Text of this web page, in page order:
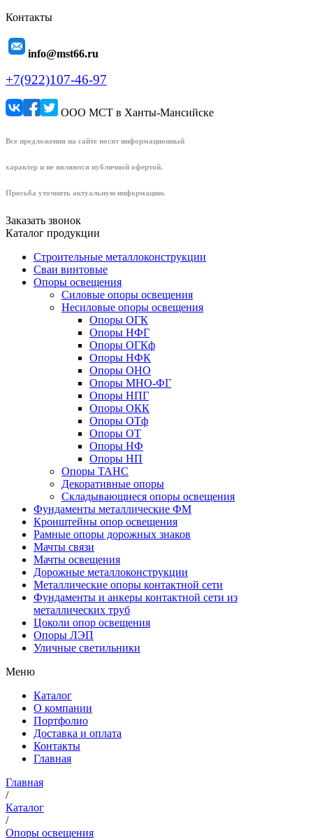
Контакты
info@mst66.ru
+7(922)107-46-97
ООО МСТ в Ханты-Мансийске
Все предложения на сайте носят информационный
характер и не являются публичной офертой.
Просьба уточнять актуальную информацию.
Заказать звонок
Каталог продукции
Строительные металлоконструкции
Сваи винтовые
Опоры освещения
Силовые опоры освещения
Несиловые опоры освещения
Опоры ОГК
Опоры НФГ
Опоры ОГКф
Опоры НФК
Опоры ОНО
Опоры МНО-ФГ
Опоры НПГ
Опоры ОКК
Опоры ОТф
Опоры ОТ
Опоры НФ
Опоры НП
Опоры ТАНС
Декоративные опоры
Складывающиеся опоры освещения
Фундаменты металлические ФМ
Кронштейны опор освещения
Рамные опоры дорожных знаков
Мачты связи
Мачты освещения
Дорожные металлоконструкции
Металлические опоры контактной сети
Фундаменты и анкеры контактной сети из
металлических труб
Цоколи опор освещения
Опоры ЛЭП
Уличные светильники
Меню
Каталог
О компании
Портфолио
Доставка и оплата
Контакты
Главная
Главная
/
Каталог
/
Опоры освещения